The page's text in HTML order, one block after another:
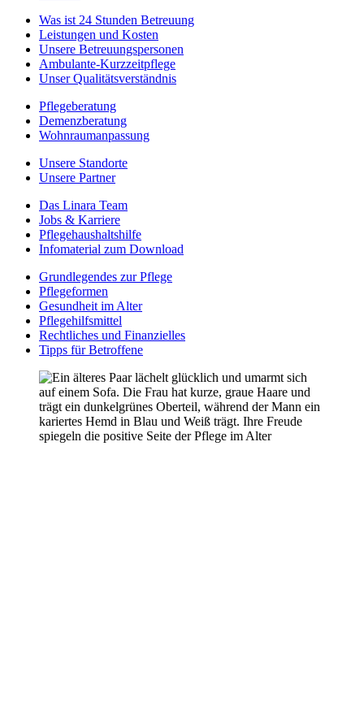
Was ist 24 Stunden Betreuung
Leistungen und Kosten
Unsere Betreuungspersonen
Ambulante-Kurzzeitpflege
Unser Qualitätsverständnis
Pflegeberatung
Demenzberatung
Wohnraumanpassung
Unsere Standorte
Unsere Partner
Das Linara Team
Jobs & Karriere
Pflegehaushaltshilfe
Infomaterial zum Download
Grundlegendes zur Pflege
Pflegeformen
Gesundheit im Alter
Pflegehilfsmittel
Rechtliches und Finanzielles
Tipps für Betroffene